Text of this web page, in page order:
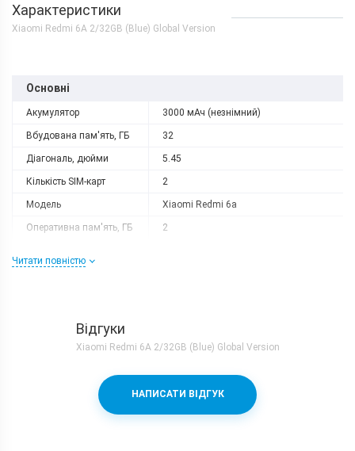
Характеристики
Xiaomi Redmi 6A 2/32GB (Blue) Global Version
Основні
Акумулятор 3000 мАч (незнімний)
Вбудована пам'ять, ГБ 32
Діагональ, дюйми 5.45
Кількість SIM-карт 2
Модель Xiaomi Redmi 6a
Оперативна пам'ять, ГБ 2
Процесор
Кількість ядер 4
Читати повністю
Відгуки
Xiaomi Redmi 6A 2/32GB (Blue) Global Version
НАПИСАТИ ВІДГУК